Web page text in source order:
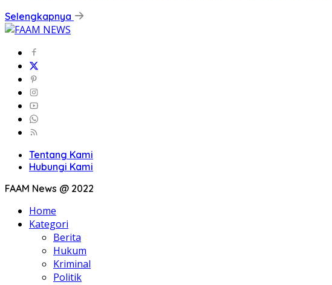
Selengkapnya
Tentang Kami
Hubungi Kami
FAAM News @ 2022
Home
Kategori
Berita
Hukum
Kriminal
Politik